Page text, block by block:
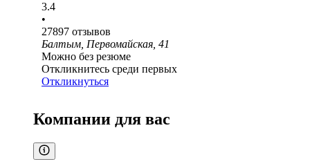
3.4
•
27897 отзывов
Балтым, Первомайская, 41
Можно без резюме
Откликнитесь среди первых
Откликнуться
Компании для вас